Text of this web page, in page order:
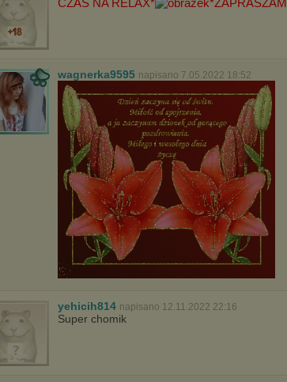
CZAS NA RELAX* *ZAPRASZAM
wagnerka9595 napisano 7.05.2022 18:52
yehicih814 napisano 12.11.2022 22:16
Super chomik